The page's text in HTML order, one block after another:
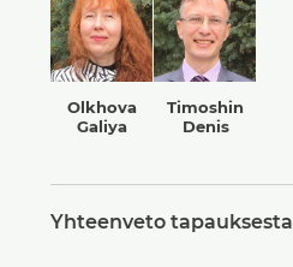
Olkhova
Galiya
Timoshin
Denis
Yhteenveto tapauksesta